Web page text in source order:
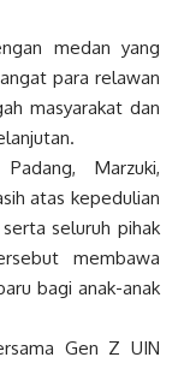
medan yang
para relawan
masyarakat dan
Marzuki,
atas kepedulian
seluruh pihak
membawa
bagi anak-anak
Gen Z UIN